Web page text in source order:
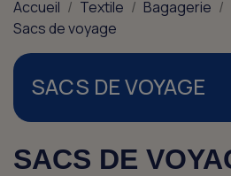
Accueil Textile Bagagerie
Sacs de voyage
SACS DE VOYAGE
SACS DE